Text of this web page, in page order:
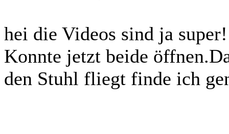
hei die Videos sind ja super!
Konnte jetzt beide
den Stuhl fliegt finde ich